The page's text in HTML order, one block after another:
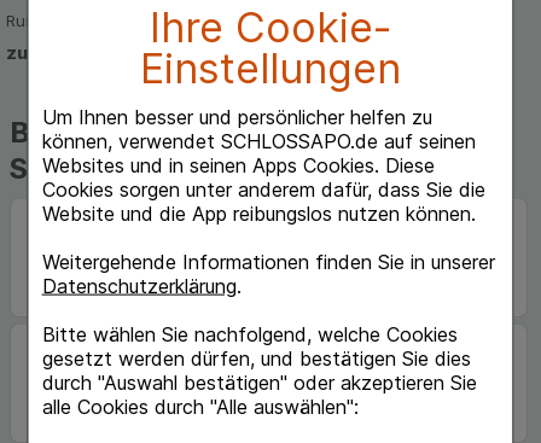
Ihre Cookie-
Einstellungen
Um Ihnen besser und persönlicher helfen zu
können, verwendet SCHLOSSAPO.de auf seinen
Websites und in seinen Apps Cookies. Diese
Cookies sorgen unter anderem dafür, dass Sie die
Website und die App reibungslos nutzen können.
Weitergehende Informationen finden Sie in unserer
Datenschutzerklärung.
Bitte wählen Sie nachfolgend, welche Cookies
gesetzt werden dürfen, und bestätigen Sie dies
durch "Auswahl bestätigen" oder akzeptieren Sie
alle Cookies durch "Alle auswählen":
Rund um die Uhr per E-Mail
zum Kontaktformular
Beliebte Marken auf
Schlossapo.de